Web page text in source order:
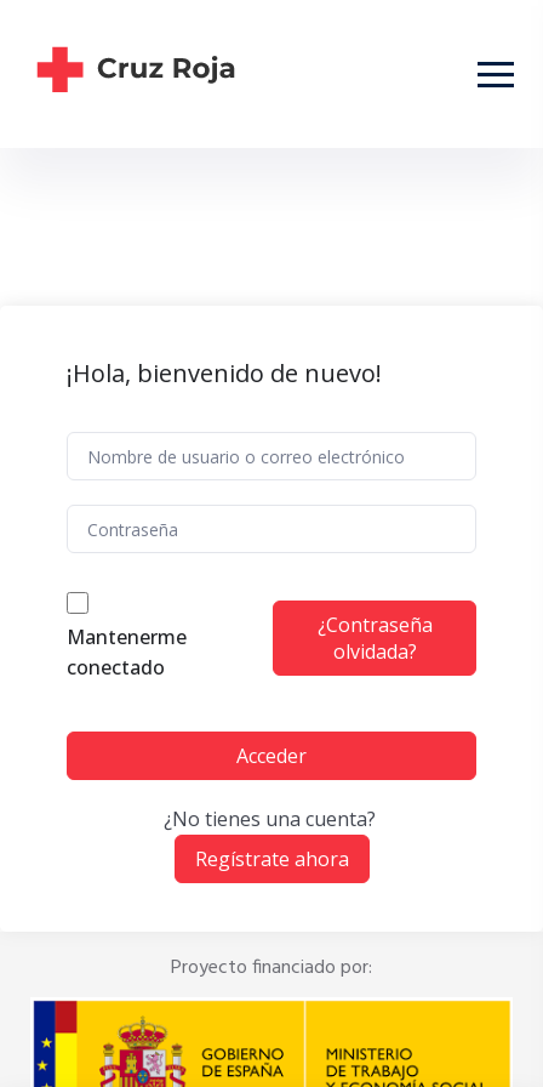
¡Hola, bienvenido de nuevo!
Mantenerme
conectado
¿Contraseña
olvidada?
Acceder
¿No tienes una cuenta?
Regístrate ahora
Proyecto financiado por: